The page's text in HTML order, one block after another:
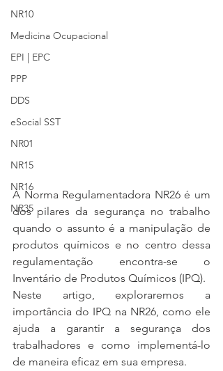
NR10
Medicina Ocupacional
EPI | EPC
PPP
DDS
eSocial SST
NR01
NR15
NR16
NR35
A Norma Regulamentadora NR26 é um
dos pilares da segurança no trabalho
quando o assunto é a manipulação de
produtos químicos e no centro dessa
regulamentação encontra-se o
Inventário de Produtos Químicos (IPQ).
Neste artigo, exploraremos a
importância do IPQ na NR26, como ele
ajuda a garantir a segurança dos
trabalhadores e como implementá-lo
de maneira eficaz em sua empresa.